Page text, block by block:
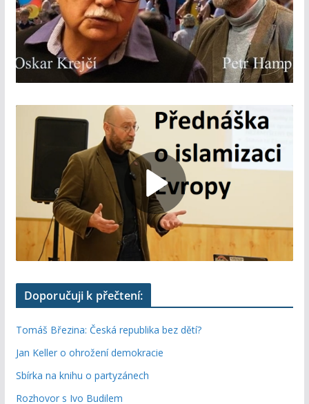
Doporučuji k přečtení:
Tomáš Březina: Česká republika bez dětí?
Jan Keller o ohrožení demokracie
Sbírka na knihu o partyzánech
Rozhovor s Ivo Budilem